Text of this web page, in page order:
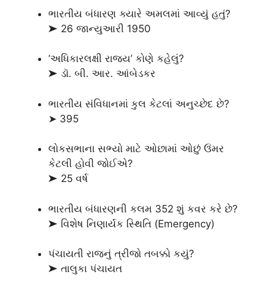
ભારતીય બંધારણ ક્યારે અમલમાં આવ્યું હતું?
➤ 26 જાન્યુઆરી 1950
‘અધિકારલક્ષી રાજ્ય’ કોણે કહેલું?
➤ ડૉ. બી. આર. આંબેડકર
ભારતીય સંવિધાનમાં કુલ કેટલાં અનુચ્છેદ છે?
➤ 395
લોકસભાના સભ્યો માટે ઓછામાં ઓછું ઉંમર
કેટલી હોવી જોઈએ?
➤ 25 વર્ષ
ભારતીય બંધારણની કલમ 352 શું કવર કરે છે?
➤ વિશેષ નિણાર્યક સ્થિતિ (Emergency)
પંચાયતી રાજનું ત્રીજો તબક્કો કયું?
➤ તાલુકા પંચાયત